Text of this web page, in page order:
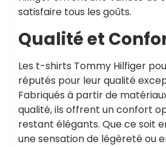
satisfaire tous les goûts.
Qualité et
Les t-shirts Tommy Hilfiger
réputés pour leur qualité
Fabriqués à partir de
qualité, ils offrent un confort
restant élégants. Que ce soit
une sensation de légèreté ou